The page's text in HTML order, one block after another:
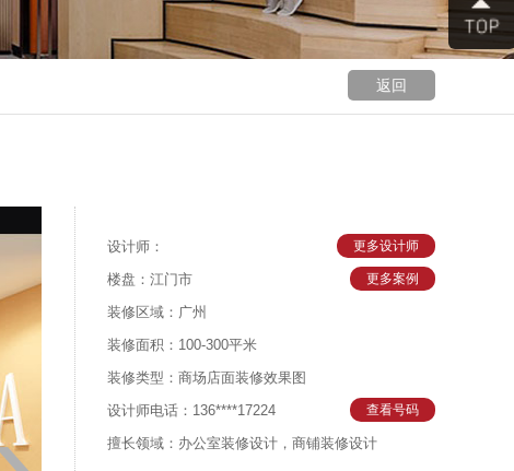
返回
设计师： 更多设计师
楼盘：江门市 更多案例
装修区域：广州
装修面积：100-300平米
装修类型：商场店面装修效果图
查看号码
设计师电话：136****17224
擅长领域：办公室装修设计，商铺装修设计